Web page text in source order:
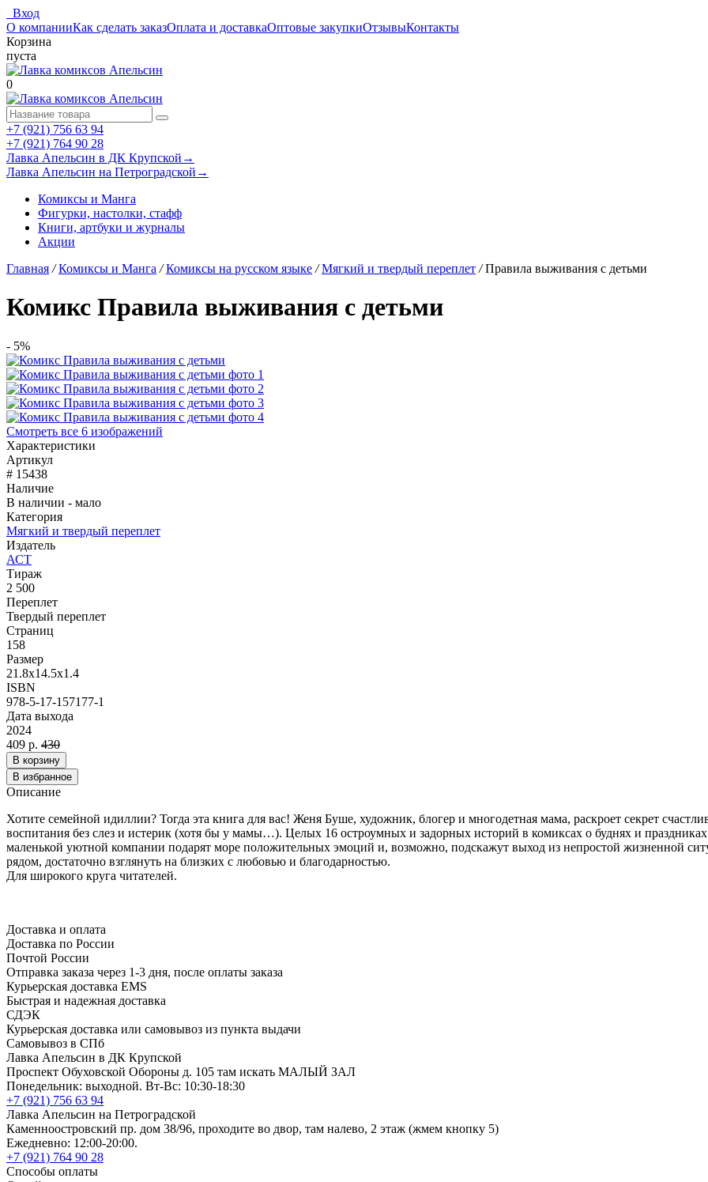
Вход
О компанииКак сделать заказОплата и доставкаОптовые закупкиОтзывыКонтакты
Корзина
пуста
0
+7 (921) 756 63 94
+7 (921) 764 90 28
Лавка Апельсин в ДК Крупской →
Лавка Апельсин на Петроградской →
Комиксы и Манга
Фигурки, настолки, стафф
Книги, артбуки и журналы
Акции
Главная / Комиксы и Манга / Комиксы на русском языке / Мягкий и твердый переплет / Правила выживания с детьми
Комикс Правила выживания с детьми
- 5%
Смотреть все 6 изображений
Характеристики
Артикул
# 15438
Наличие
В наличии - мало
Категория
Мягкий и твердый переплет
Издатель
АСТ
Тираж
2 500
Переплет
Твердый переплет
Страниц
158
Размер
21.8x14.5x1.4
ISBN
978-5-17-157177-1
Дата выхода
2024
409 р. 430
В корзину
В избранное
Описание
Хотите семейной идиллии? Тогда эта книга для вас! Женя Буше, художник, блогер и многодетная мама, раскроет секрет
воспитания без слез и истерик (хотя бы у мамы…). Целых 16 остроумных и задорных историй в комиксах о буднях и праздниках
маленькой уютной компании подарят море положительных эмоций и, возможно, подскажут выход из непростой жизненной
рядом, достаточно взглянуть на близких с любовью и благодарностью.
Для широкого круга читателей.
Доставка и оплата
Доставка по России
Почтой России
Отправка заказа через 1-3 дня, после оплаты заказа
Курьерская доставка EMS
Быстрая и надежная доставка
СДЭК
Курьерская доставка или самовывоз из пункта выдачи
Самовывоз в СПб
Лавка Апельсин в ДК Крупской
Проспект Обуховской Обороны д. 105 там искать МАЛЫЙ ЗАЛ
Понедельник: выходной. Вт-Вс: 10:30-18:30
+7 (921) 756 63 94
Лавка Апельсин на Петроградской
Каменноостровский пр. дом 38/96, проходите во двор, там налево, 2 этаж (жмем кнопку 5)
Ежедневно: 12:00-20:00.
+7 (921) 764 90 28
Способы оплаты